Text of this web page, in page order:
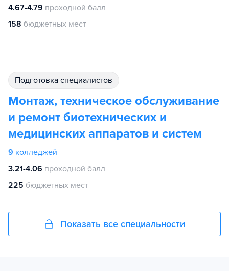
4.67-4.79 проходной балл
158 бюджетных мест
подготовка специалистов
Монтаж, техническое обслуживание
и ремонт биотехнических и
медицинских аппаратов и систем
9 колледжей
3.21-4.06 проходной балл
225 бюджетных мест
Показать все специальности